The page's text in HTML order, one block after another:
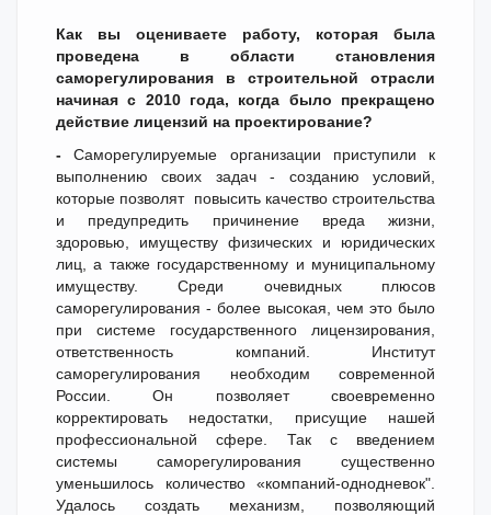
Как вы оцениваете работу, которая была
проведена в области становления
саморегулирования в строительной отрасли
начиная с 2010 года, когда было прекращено
действие лицензий на проектирование?
-Cаморегулируемые организации приступили к
выполнению своих задач - созданию условий,
которые позволят повысить качество строительства
и предупредить причинение вреда жизни,
здоровью, имуществу физических и юридических
лиц, а также государственному и муниципальному
имуществу. Среди очевидных плюсов
саморегулирования - более высокая, чем это было
при системе государственного лицензирования,
ответственность компаний. Институт
саморегулирования необходим современной
России. Он позволяет своевременно
корректировать недостатки, присущие нашей
профессиональной сфере. Так с введением
системы саморегулирования существенно
уменьшилось количество «компаний-однодневок".
Удалось создать механизм, позволяющий